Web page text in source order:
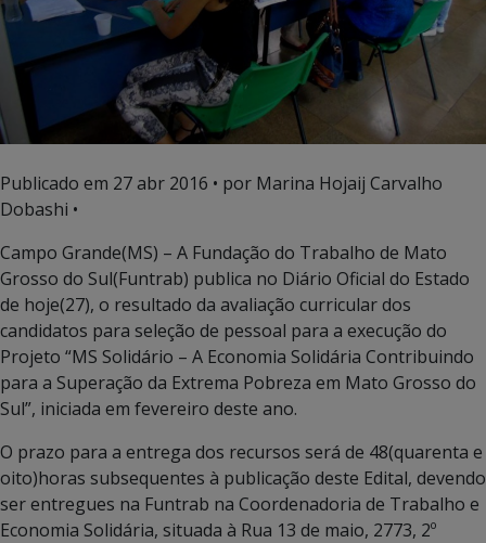
Publicado em 27 abr 2016 • por Marina Hojaij Carvalho
Dobashi •
Campo Grande(MS) – A Fundação do Trabalho de Mato
Grosso do Sul(Funtrab) publica no Diário Oficial do Estado
de hoje(27), o resultado da avaliação curricular dos
candidatos para seleção de pessoal para a execução do
Projeto “MS Solidário – A Economia Solidária Contribuindo
para a Superação da Extrema Pobreza em Mato Grosso do
Sul”, iniciada em fevereiro deste ano.
O prazo para a entrega dos recursos será de 48(quarenta e
oito)horas subsequentes à publicação deste Edital, devendo
ser entregues na Funtrab na Coordenadoria de Trabalho e
Economia Solidária, situada à Rua 13 de maio, 2773, 2º